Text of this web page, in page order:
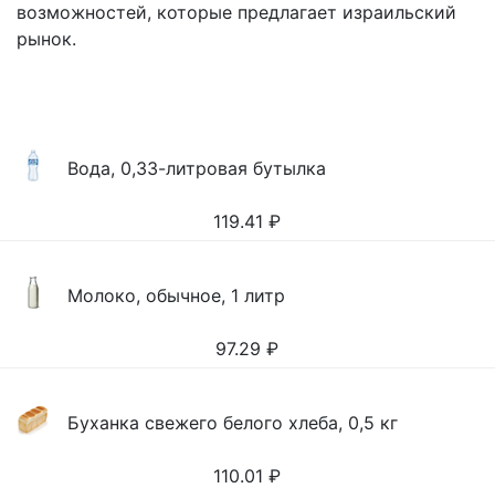
возможностей, которые предлагает израильский
рынок.
Вода, 0,33-литровая бутылка
119.41 ₽
Молоко, обычное, 1 литр
97.29 ₽
Буханка свежего белого хлеба, 0,5 кг
110.01 ₽